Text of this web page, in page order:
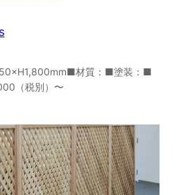
材質：■塗装：■
（税別）〜